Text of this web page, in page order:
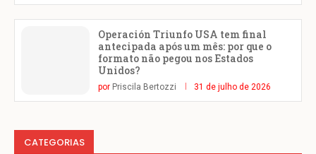
Operación Triunfo USA tem final
antecipada após um mês: por que o
formato não pegou nos Estados
Unidos?
por Priscila Bertozzi 31 de julho de 2026
CATEGORIAS